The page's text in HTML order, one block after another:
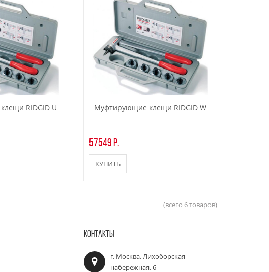
RIDGID U Муфтирующие клещи RIDGID W
57549 р.
КУПИТЬ
(всего 6 товаров)
КОНТАКТЫ
г. Москва, Лихоборская
набережная, 6